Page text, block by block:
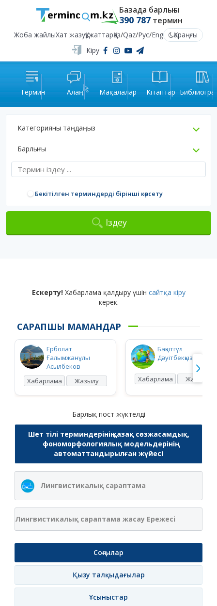
Базада барлығы
390 787термин
Жоба жайлыХат жазуҚұжаттарҚаз/Qaz/Рус/Eng
Қараңғы
Кіру
Термин Алаң Мақалалар Кітаптар
Категорияны таңдаңыз
Барлығы
Бекітілген терминдерді бірінші көрсету
Іздеу
Ескерту!Хабарлама қалдыру үшін сайтқа кіру
керек.
САРАПШЫ МАМАНДАР
Ерболат
Ғалымжанұлы
Асылбеков
Хабарлама
Жазылу
Бақытгүл
Дәуітбекқызы Ысқақ
Хабарлама Жазылу
Барлық пост жүктелді
Шет тілі терминдерінің қазақ сөзжасамдық,
фономорфологиялық модельдерінің
автоматтандырылған жүйесі
Лингвистикалық сараптама
Лингвистикалық сараптама жасау Ережесі
Соңғылар
Қызу талқыдағылар
Ұсыныстар